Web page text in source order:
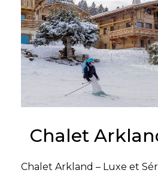
Chalet
Chalet Arkland – Luxe et